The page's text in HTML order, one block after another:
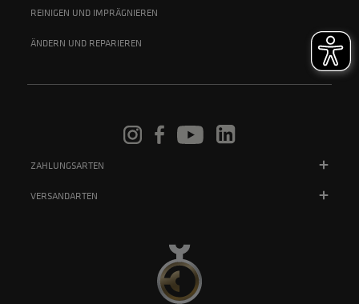
REINIGEN UND IMPRÄGNIEREN
ÄNDERN UND REPARIEREN
ZAHLUNGSARTEN
VERSANDARTEN